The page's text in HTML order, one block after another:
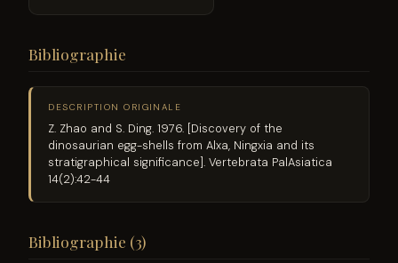
Bibliographie
DESCRIPTION ORIGINALE
Z. Zhao and S. Ding. 1976. [Discovery of the
dinosaurian egg-shells from Alxa, Ningxia and its
stratigraphical significance]. Vertebrata PalAsiatica
14(2):42-44
Bibliographie (3)